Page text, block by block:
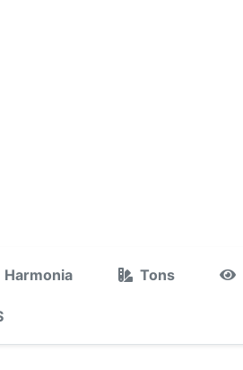
Harmonia Tons